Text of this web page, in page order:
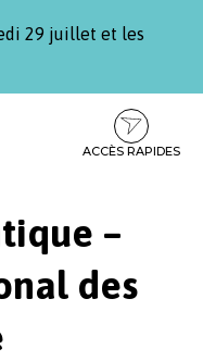
29 juillet et les
ACCÈS RAPIDES
–
des